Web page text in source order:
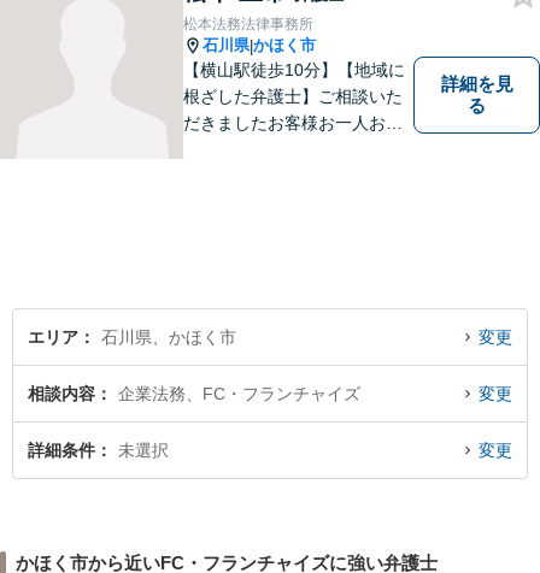
松本法務法律事務所
石川県|かほく市
【横山駅徒歩10分】【地域に
根ざした弁護士】ご相談いた
だきましたお客様お一人お一
詳細を見
る
エリア 石川県、かほく市 変更
相談内容 企業法務、FC・フランチャイズ 変更
詳細条件 未選択 変更
かほく市から近いFC・フランチャイズに強い弁護士